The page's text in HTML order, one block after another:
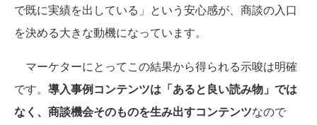
で既に実績を出している」という安心感が、商談の入口
を決める大きな動機になっています。
マーケターにとってこの結果から得られる示唆は明確
です。 導入事例コンテンツは「あると良い読み物」では
なく、商談機会そのものを生み出すコンテンツなので